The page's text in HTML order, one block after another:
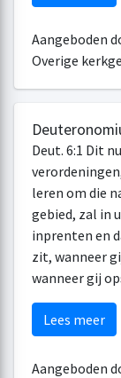
Aangeboden
Overige
Deut. 6:1 Dit
leren om die
gebied, zal in
inprenten en
zit, wanneer
wanneer gij
Lees meer
Aangeboden